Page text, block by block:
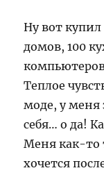
Ну вот
домов, 100
компьютеров
Теплое
моде, у меня
себя… о да!
Меня как-то
хочется